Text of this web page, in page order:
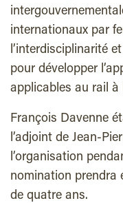
internationaux par
l’interdisciplinarité
pour développer
applicables au rail à
François Davenne
l’adjoint de Jean-
l’organisation
nomination prendra
de quatre ans.